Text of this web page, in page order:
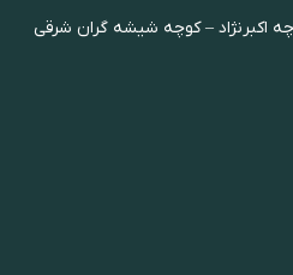
اکبرنژاد – کوچه شیشه گران شرقی